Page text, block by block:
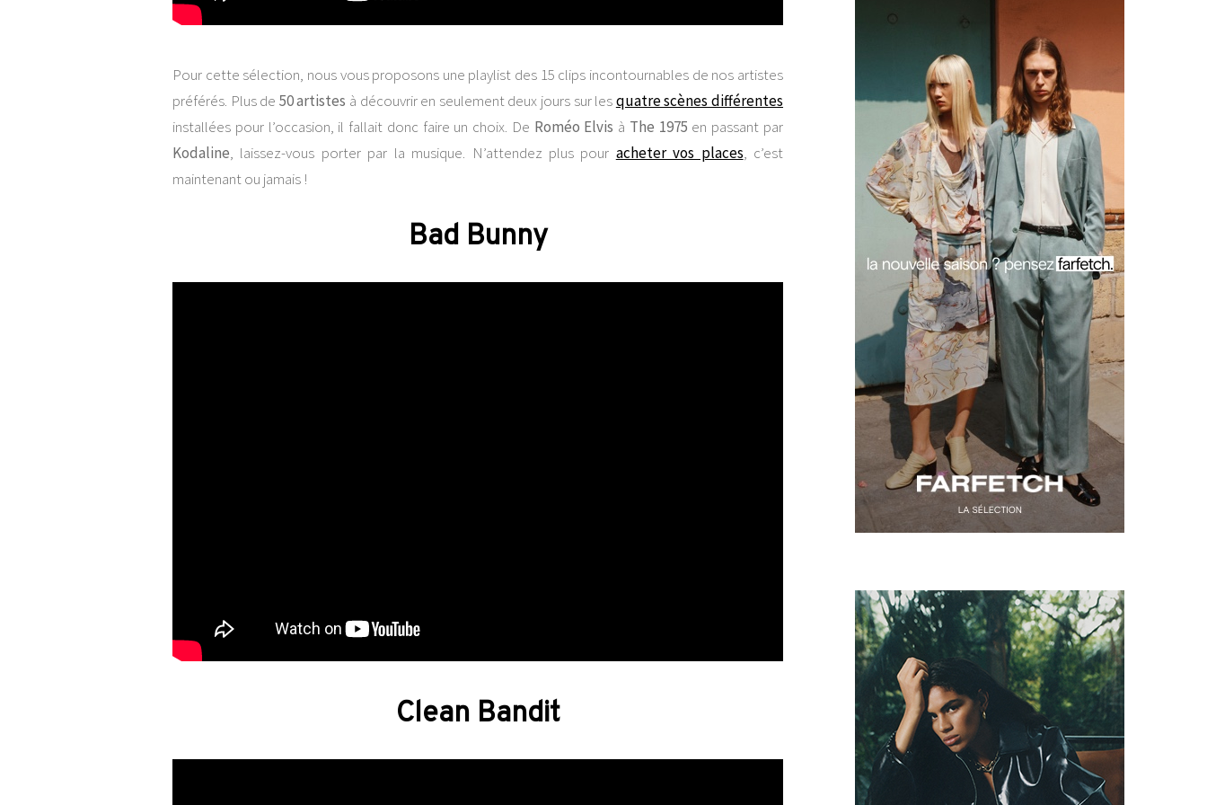
Pour cette sélection, nous vous proposons une playlist des 15 clips incontournables de nos artistes
préférés. Plus de 50 artistes à découvrir en seulement deux jours sur lesquatre scènes différentes
installées pour l’occasion, il fallait donc faire un choix. De Roméo Elvis à The 1975 en passant par
Kodaline, laissez-vous porter par la musique. N’attendez plus pour acheter vos places, c’est
maintenant ou jamais !
Bad Bunny
Clean Bandit